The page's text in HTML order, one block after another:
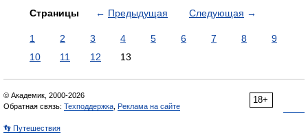
Страницы ← Предыдущая Следующая →
1 2 3 4 5 6 7 8
9
10
11 12 13
18+
© Академик, 2000-2026
Обратная связь: Техподдержка Реклама на сайте
👣 Путешествия